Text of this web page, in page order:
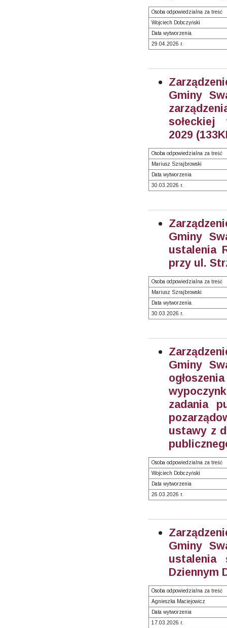
Osoba odpowiedzialna za treść
Wojciech Dobczyński
Data wytworzenia
29.04.2026 r.
Gminy
2029
Osoba odpowiedzialna za treść
Mariusz Szrajbrowski
Data wytworzenia
30.03.2026 r.
Gminy
ustalenia
przy ul.
Osoba odpowiedzialna za treść
Mariusz Szrajbrowski
Data wytworzenia
30.03.2026 r.
Gminy
zadania
ustawy z
Osoba odpowiedzialna za treść
Wojciech Dobczyński
Data wytworzenia
26.03.2026 r.
Gminy
ustalenia
Dziennym
Osoba odpowiedzialna za treść
Agnieszka Maciejowicz
Data wytworzenia
17.03.2026 r.